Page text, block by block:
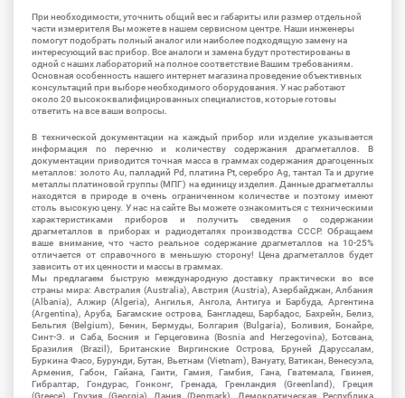
При необходимости, уточнить общий вес и габариты или размер отдельной
части измерителя Вы можете в нашем сервисном центре. Наши инженеры
помогут подобрать полный аналог или наиболее подходящую замену на
интересующий вас прибор. Все аналоги и замена будут протестированы в
одной с наших лабораторий на полное соответствие Вашим требованиям.
Основная особенность нашего интернет магазина проведение объективных
консультаций при выборе необходимого оборудования. У нас работают
около 20 высококвалифицированных специалистов, которые готовы
ответить на все ваши вопросы.
В технической документации на каждый прибор или изделие указывается
информация по перечню и количеству содержания драгметаллов. В
документации приводится точная масса в граммах содержания драгоценных
металлов: золото Au, палладий Pd, платина Pt, серебро Ag, тантал Ta и другие
металлы платиновой группы (МПГ) на единицу изделия. Данные драгметаллы
находятся в природе в очень ограниченном количестве и поэтому имеют
столь высокую цену. У нас на сайте Вы можете ознакомиться с техническими
характеристиками приборов и получить сведения о содержании
драгметаллов в приборах и радиодеталях производства СССР. Обращаем
ваше внимание, что часто реальное содержание драгметаллов на 10-25%
отличается от справочного в меньшую сторону! Цена драгметаллов будет
зависить от их ценности и массы в граммах.
Мы предлагаем быструю международную доставку практически во все
страны мира: Австралия (Australia), Австрия (Austria), Азербайджан, Албания
(Albania), Алжир (Algeria), Ангилья, Ангола, Антигуа и Барбуда, Аргентина
(Argentina), Аруба, Багамские острова, Бангладеш, Барбадос, Бахрейн, Белиз,
Бельгия (Belgium), Бенин, Бермуды, Болгария (Bulgaria), Боливия, Бонайре,
Синт-Э. и Саба, Босния и Герцеговина (Bosnia and Herzegovina), Ботсвана,
Бразилия (Brazil), Британские Виргинские Острова, Бруней Даруссалам,
Буркина Фасо, Бурунди, Бутан, Вьетнам (Vietnam), Вануату, Ватикан, Венесуэла,
Армения, Габон, Гайана, Гаити, Гамия, Гамбия, Гана, Гватемала, Гвинея,
Гибралтар, Гондурас, Гонконг, Гренада, Гренландия (Greenland), Греция